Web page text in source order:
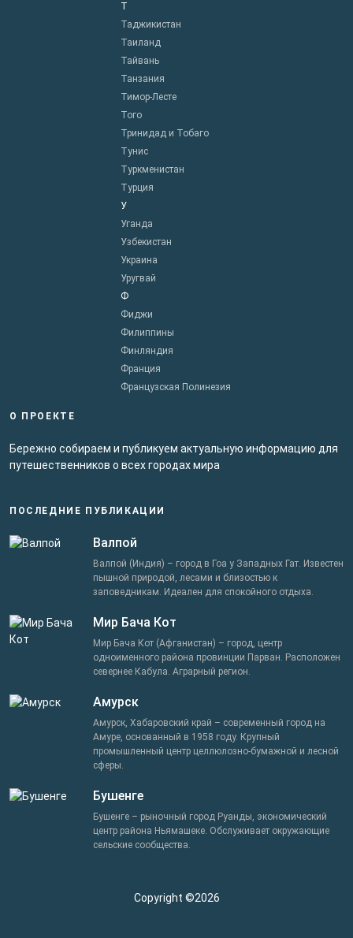
Т
Таджикистан
Таиланд
Тайвань
Танзания
Тимор-Лесте
Того
Тринидад и Тобаго
Тунис
Туркменистан
Турция
У
Уганда
Узбекистан
Украина
Уругвай
Ф
Фиджи
Филиппины
Финляндия
Франция
Французская Полинезия
О ПРОЕКТЕ
Бережно собираем и публикуем актуальную информацию для
путешественников о всех городах мира
ПОСЛЕДНИЕ ПУБЛИКАЦИИ
Валпой
Валпой (Индия) – город в Гоа у Западных Гат. Известен
пышной природой, лесами и близостью к
заповедникам. Идеален для спокойного отдыха.
Мир Бача Кот
Мир Бача Кот (Афганистан) – город, центр
одноименного района провинции Парван. Расположен
севернее Кабула. Аграрный регион.
Амурск
Амурск, Хабаровский край – современный город на
Амуре, основанный в 1958 году. Крупный
промышленный центр целлюлозно-бумажной и лесной
сферы.
Бушенге
Бушенге – рыночный город Руанды, экономический
центр района Ньямашеке. Обслуживает окружающие
сельские сообщества.
Copyright ©2026